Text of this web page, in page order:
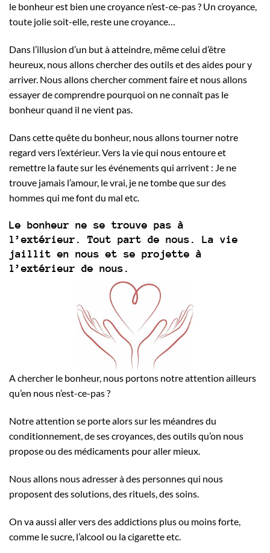
le bonheur est bien une croyance n’est-ce-pas ? Un croyance,
toute jolie soit-elle, reste une croyance…
Dans l’illusion d’un but à atteindre, même celui d’être
heureux, nous allons chercher des outils et des aides pour y
arriver. Nous allons chercher comment faire et nous allons
essayer de comprendre pourquoi on ne connaît pas le
bonheur quand il ne vient pas.
Dans cette quête du bonheur, nous allons tourner notre
regard vers l’extérieur. Vers la vie qui nous entoure et
remettre la faute sur les événements qui arrivent : Je ne
trouve jamais l’amour, le vrai, je ne tombe que sur des
hommes qui me font du mal etc.
Le bonheur ne se trouve pas à
l’extérieur. Tout part de nous. La vie
jaillit en nous et se projette à
l’extérieur de nous.
A chercher le bonheur, nous portons notre attention ailleurs
qu’en nous n’est-ce-pas ?
Notre attention se porte alors sur les méandres du
conditionnement, de ses croyances, des outils qu’on nous
propose ou des médicaments pour aller mieux.
Nous allons nous adresser à des personnes qui nous
proposent des solutions, des rituels, des soins.
On va aussi aller vers des addictions plus ou moins forte,
comme le sucre, l’alcool ou la cigarette etc.